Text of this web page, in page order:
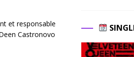
et responsable
Castronovo